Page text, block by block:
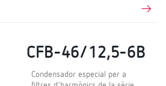
CFB-46/12,5-6B
Condensador especial per a